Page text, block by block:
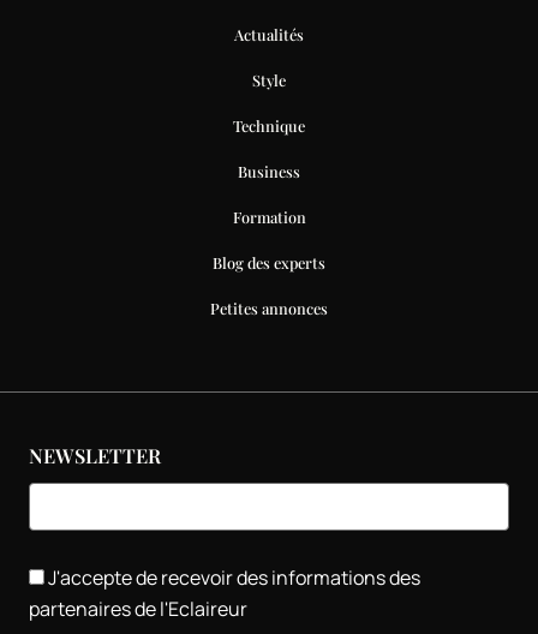
Actualités
Style
Technique
Business
Formation
Blog des experts
Petites annonces
NEWSLETTER
J'accepte de recevoir des informations des
partenaires de l'Eclaireur